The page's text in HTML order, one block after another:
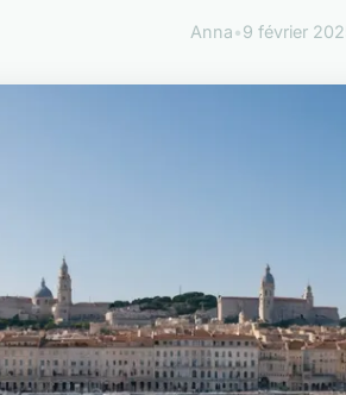
Anna•9 février